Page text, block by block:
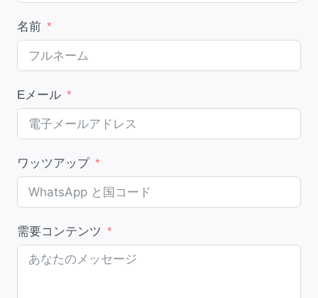
名前
Eメール
ワッツアップ
需要コンテンツ